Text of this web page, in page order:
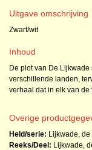
Uitgave omschrijving
Zwart/wit
Inhoud
De plot van De
verschillende landen,
verhaal dat in elk van
Overige
Held/serie: Lijkwade,
Reeks/Deel: Lijkwade,